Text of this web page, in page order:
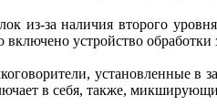
из-за наличия второго
устройство обработки
установленные в
в себя, также,